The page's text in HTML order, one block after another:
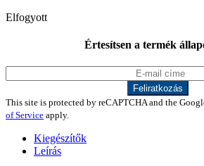
Elfogyott
Értesítsen a termék
This site is protected by reCAPTCHA and the
of Service apply.
Kiegészítők
Leírás